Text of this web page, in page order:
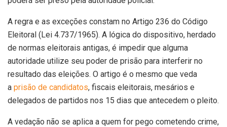
A regra e as exceções constam no Artigo 236 do Código
Eleitoral (Lei 4.737/1965). A lógica do dispositivo, herdado
de normas eleitorais antigas, é impedir que alguma
autoridade utilize seu poder de prisão para interferir no
resultado das eleições. O artigo é o mesmo que veda
a prisão de candidatos, fiscais eleitorais, mesários e
delegados de partidos nos 15 dias que antecedem o pleito.
A vedação não se aplica a quem for pego cometendo crime,